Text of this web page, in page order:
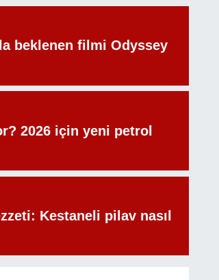
beklenen filmi Odyssey
2026 için yeni petrol
Kestaneli pilav nasıl